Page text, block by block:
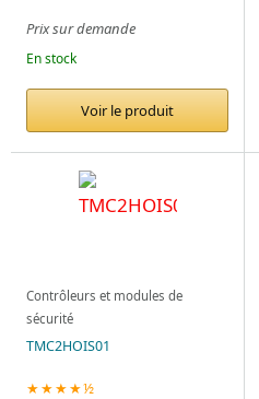
Prix sur demande
En stock
Voir le produit
Contrôleurs et modules de
sécurité
TMC2HOIS01
★★★★½